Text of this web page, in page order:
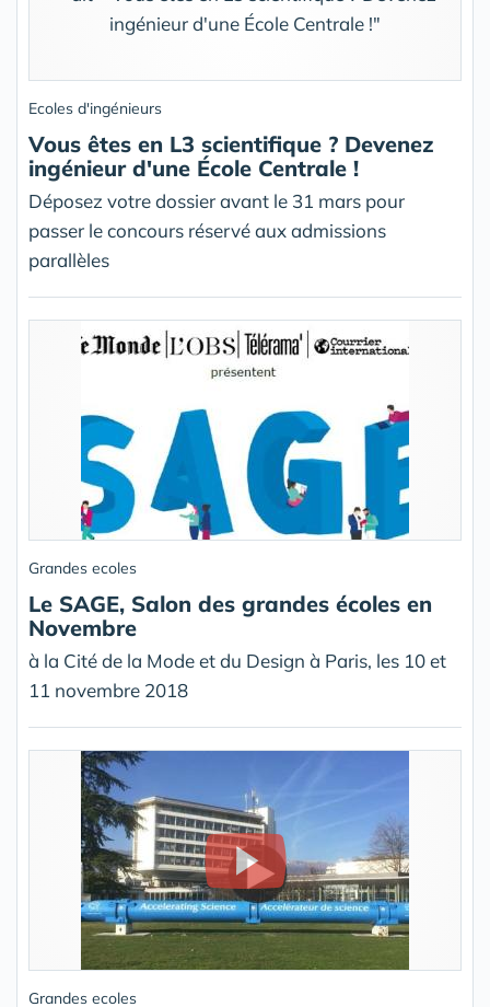
Ecoles d'ingénieurs
Vous êtes en L3 scientifique ? Devenez
ingénieur d'une École Centrale !
Déposez votre dossier avant le 31 mars pour
passer le concours réservé aux admissions
parallèles
Grandes ecoles
Le SAGE, Salon des grandes écoles en
Novembre
à la Cité de la Mode et du Design à Paris, les 10 et
11 novembre 2018
Grandes ecoles